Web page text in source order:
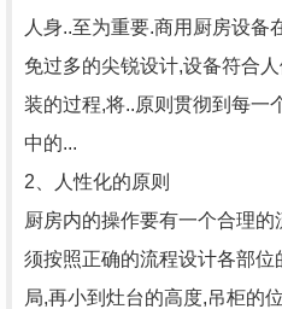
人身..至为重要.商用厨房设备
免过多的尖锐设计,设备符合
装的过程,将..原则贯彻到每一
中的...
2、人性化的原则
厨房内的操作要有一个合理
须按照正确的流程设计各部
局,再小到灶台的高度,吊柜的